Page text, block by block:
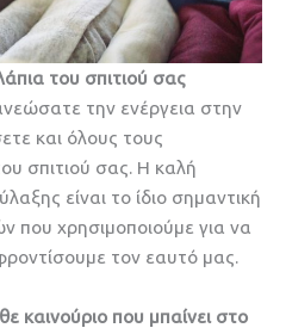
του σπιτιού σας
την ενέργεια στην
και όλους τους
σπιτιού σας. Η καλή
είναι το ίδιο σημαντική
που χρησιμοποιούμε για να
τον εαυτό μας.
καινούριο που μπαίνει στο